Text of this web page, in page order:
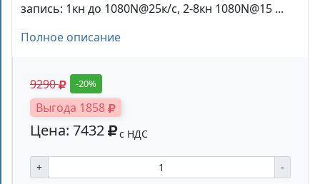
запись: 1кн до 1080N@25к/с, 2-8кн 1080N@15 ...
Полное описание
9290 -20%
Выгода 1858
Цена: 7432 с НДС
+ -